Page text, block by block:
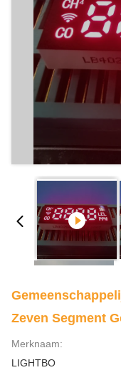
Zeven Segment
Merknaam:
LIGHTBO